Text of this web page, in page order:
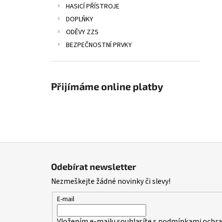
HASICÍ PŘÍSTROJE
DOPLŇKY
ODĚVY ZZS
BEZPEČNOSTNÍ PRVKY
Přijímáme online platby
Odebírat newsletter
Nezmeškejte žádné novinky či slevy!
E-mail